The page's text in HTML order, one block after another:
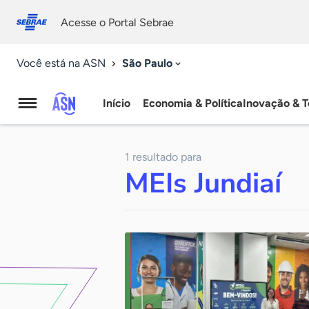
conosco
Acesse o Portal Sebrae
Você está na ASN São Paulo
Agência
Notícias
Início Economia & PolíticaInovação &
1 resultado para
MEIs Jundiaí